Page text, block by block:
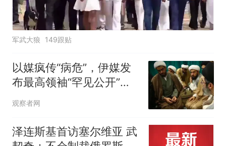
军武大狼 149跟贴
以媒疯传“病危”，伊媒发
布最高领袖“罕见公开”视
频
观察者网
泽连斯基首访塞尔维亚 武